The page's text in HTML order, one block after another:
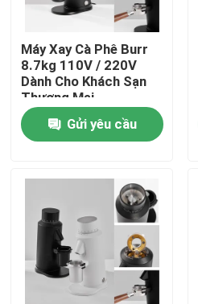
Tham quan nhà máy
Kiểm soát chất lượng
Liên hệ chúng tôi
Các trường hợp
Máy xay hạt cà phê
Máy xay cà phê Burr
Máy Xay Cà Phê Burr
8.7kg 110V / 220V
Dành Cho Khách Sạn
Thương Mại
Gửi yêu cầu